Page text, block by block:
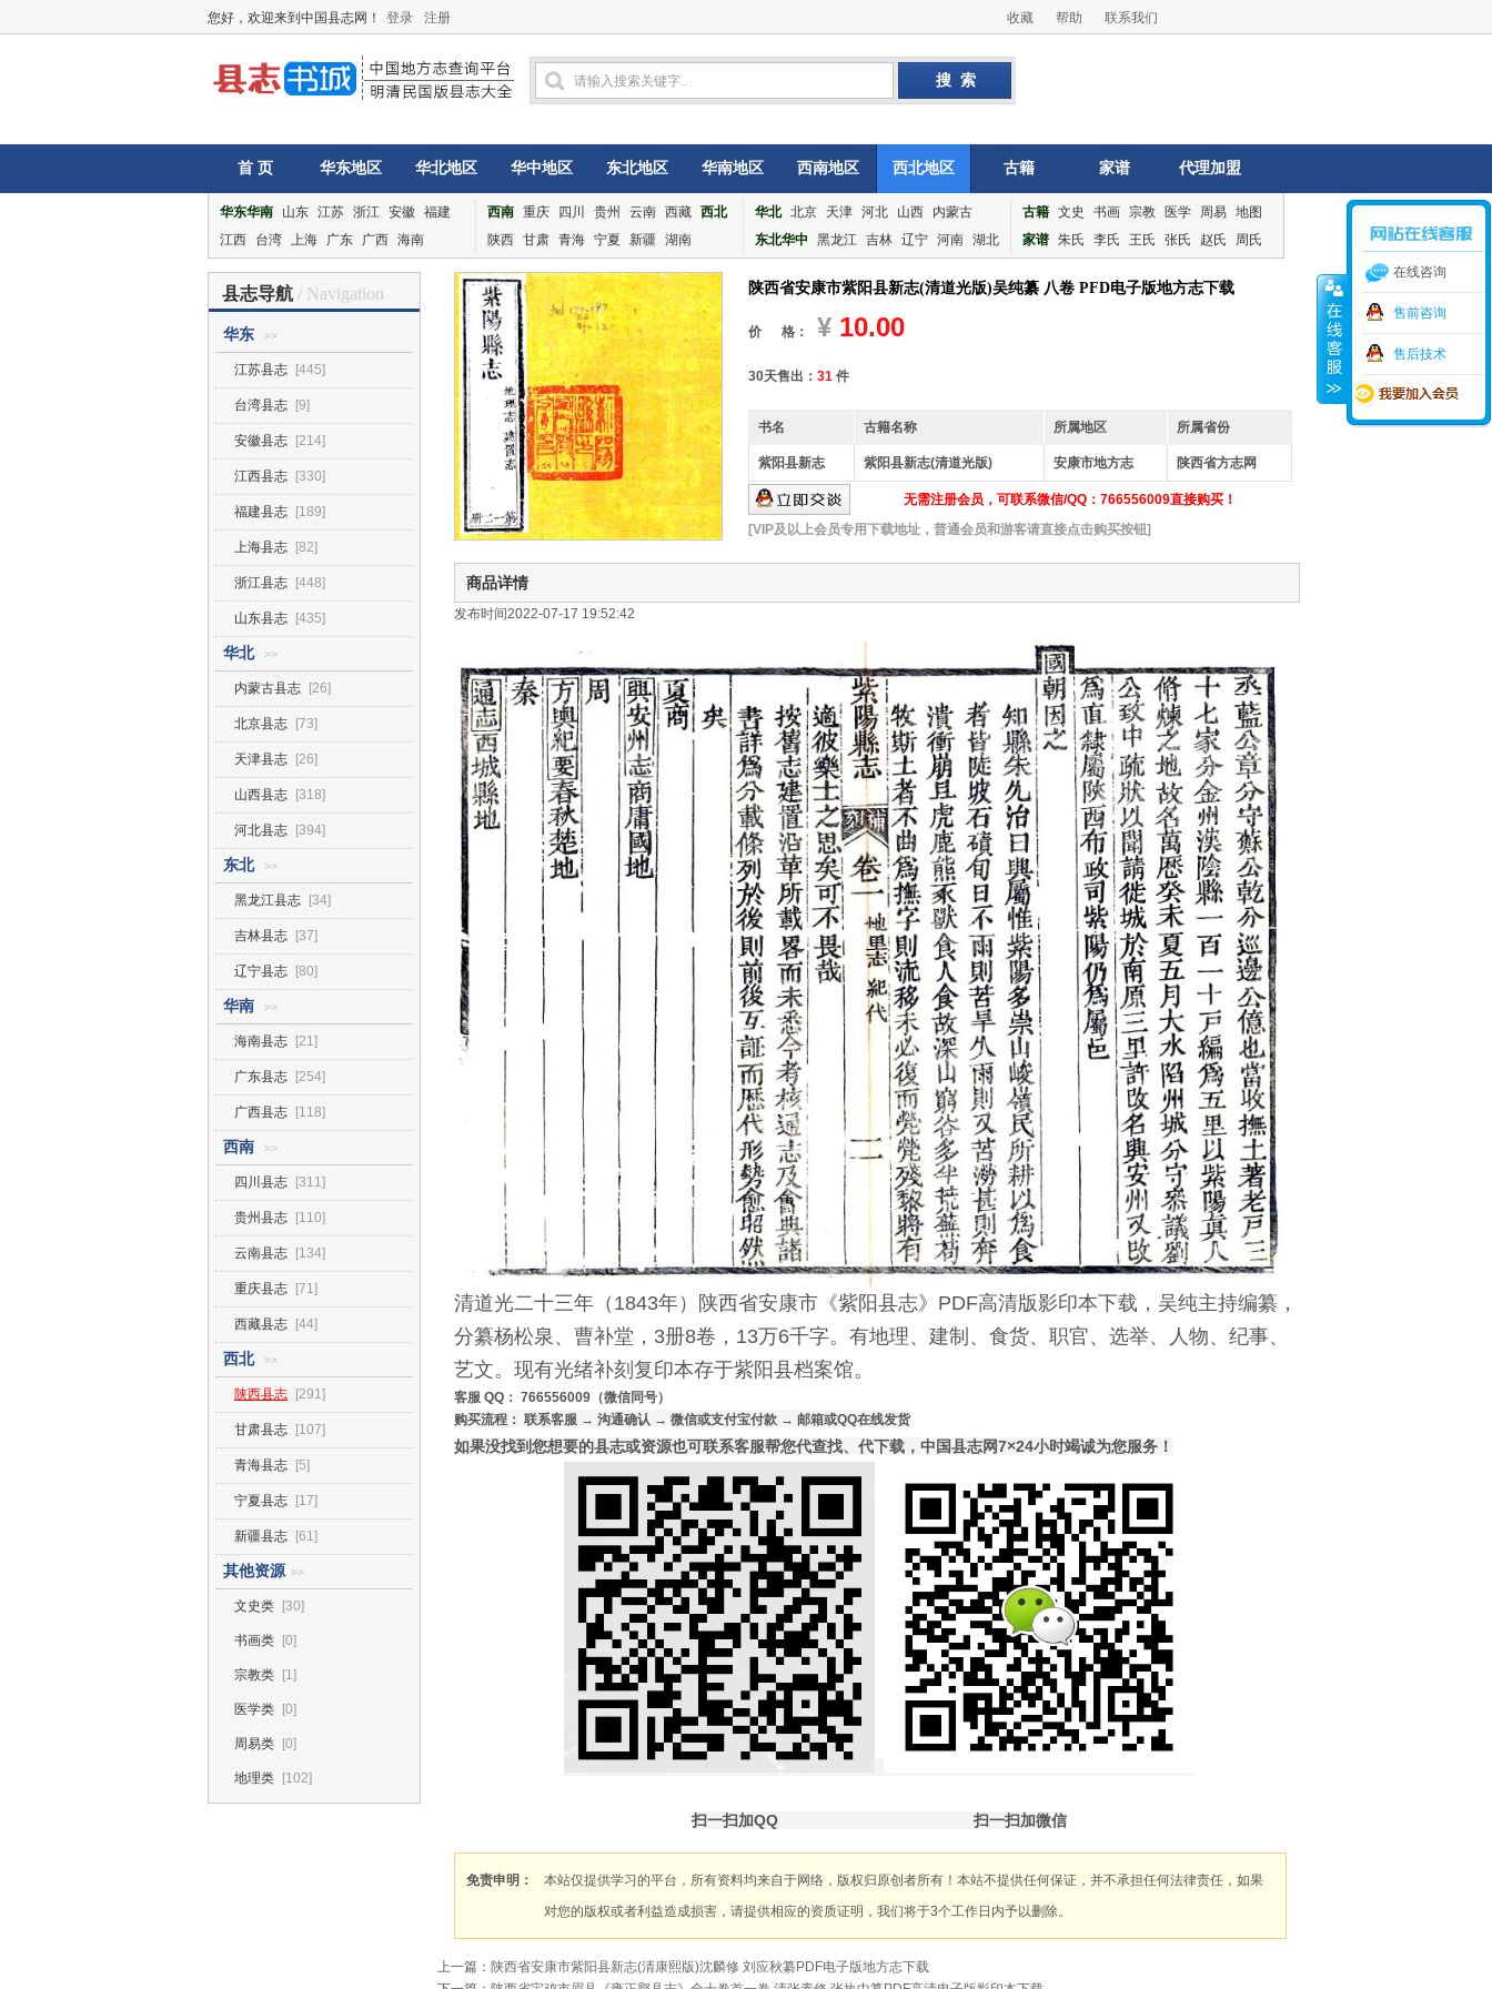
您好，欢迎来到中国县志网！ 登录 注册 收藏 帮助 联系我们
首 页 华东地区 华北地区 华中地区 东北地区 华南地区 西南地区 西北地区 古籍 家谱 代理加盟
华东华南 山东 江苏 浙江 安徽 福建
江西
台湾 上海 广东 广西 海南
西南 重庆 四川 贵州 云南 西藏 西北
陕西 甘肃 青海 宁夏 新疆 湖南
华北 北京 天津 河北 山西
内蒙古
东北华中
黑龙江 吉林 辽宁 河南 湖北
古籍 文史 书画 宗教 医学 周易 地图
家谱 朱氏 李氏 王氏 张氏 赵氏 周氏
县志导航 / Navigation
华东 >>
江苏县志 [445]
台湾县志 [9]
安徽县志 [214]
江西县志 [330]
福建县志 [189]
上海县志 [82]
浙江县志 [448]
山东县志 [435]
华北 >>
内蒙古县志 [26]
北京县志 [73]
天津县志 [26]
山西县志 [318]
河北县志 [394]
东北 >>
黑龙江县志 [34]
吉林县志 [37]
辽宁县志 [80]
华南 >>
海南县志 [21]
广东县志 [254]
广西县志 [118]
西南 >>
四川县志 [311]
贵州县志 [110]
云南县志 [134]
重庆县志 [71]
西藏县志 [44]
西北 >>
陕西县志 [291]
甘肃县志 [107]
青海县志 [5]
宁夏县志 [17]
新疆县志 [61]
其他资源 >>
文史类 [30]
书画类 [0]
宗教类 [1]
医学类 [0]
周易类 [0]
地理类 [102]
陕西省安康市紫阳县新志(清道光版)吴纯纂 八卷 PFD电子版地方志下载
价 格： ¥ 10.00
30天售出： 31 件
书名 古籍名称 所属地区 所属省份
紫阳县新志 紫阳县新志(清道光版) 安康市地方志 陕西省方志网
无需注册会员，可联系微信/QQ：766556009直接购买！
[VIP及以上会员专用下载地址，普通会员和游客请直接点击购买按钮]
商品详情
发布时间2022-07-17 19:52:42
清道光二十三年（1843年）陕西省安康市《紫阳县志》PDF高清版影印本下载，吴纯主持编纂，
分纂杨松泉、曹补堂，3册8卷，13万6千字。有地理、建制、食货、职官、选举、人物、纪事、
艺文。现有光绪补刻复印本存于紫阳县档案馆。
客服 QQ： 766556009（微信同号）
购买流程： 联系客服 → 沟通确认 → 微信或支付宝付款 → 邮箱或QQ在线发货
如果没找到您想要的县志或资源也可联系客服帮您代查找、代下载，中国县志网7×24小时竭诚为您服务！
扫一扫加QQ 扫一扫加微信
免责申明：
本站仅提供学习的平台，所有资料均来自于网络，版权归原创者所有！本站不提供任何保证，并不承担任何法律责任，如果
对您的版权或者利益造成损害，请提供相应的资质证明，我们将于3个工作日内予以删除。
上一篇： 陕西省安康市紫阳县新志(清康熙版)沈麟修 刘应秋纂PDF电子版地方志下载
在线咨询
售前咨询
售后技术